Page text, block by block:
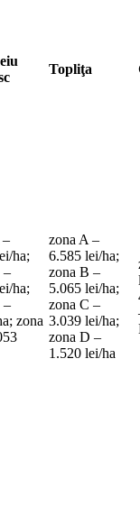
Topliţa
–
ha;
–
ha;
–
zona
zona A –
6.585 lei/ha;
zona B –
5.065 lei/ha;
zona C –
3.039 lei/ha;
zona D –
1.520 lei/ha